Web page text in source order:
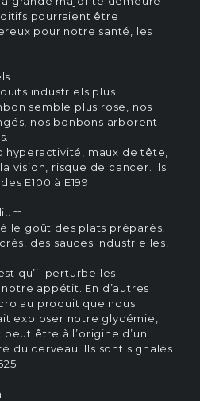
pourraient être
pour notre santé, les
industriels plus
semble plus rose, nos
nos bonbons arborent
hyperactivité, maux de tête,
vision, risque de cancer. Ils
E100 à E199.
le goût des plats préparés,
des sauces industrielles,
qu’il perturbe les
appétit. En d’autres
au produit que nous
exploser notre glycémie,
être à l’origine d’un
du cerveau. Ils sont signalés